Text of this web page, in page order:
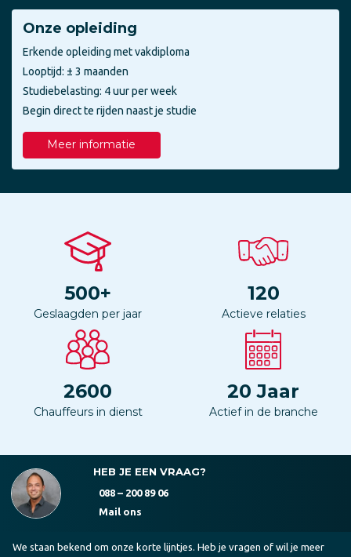
Onze opleiding
Erkende opleiding met vakdiploma
Looptijd: ± 3 maanden
Studiebelasting: 4 uur per week
Begin direct te rijden naast je studie
Meer informatie
500+
Geslaagden per jaar
120
Actieve relaties
2600
Chauffeurs in dienst
20 Jaar
Actief in de branche
HEB JE EEN VRAAG?
088 – 200 89 06
Mail ons
We staan bekend om onze korte lijntjes. Heb je vragen of wil je meer